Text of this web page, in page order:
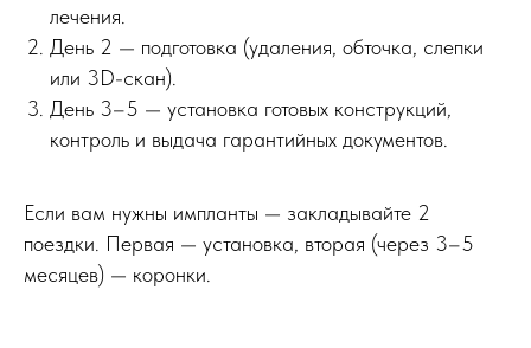
лечения.
День 2 — подготовка (удаления, обточка, слепки
или 3D-скан).
День 3–5 — установка готовых конструкций,
контроль и выдача гарантийных документов.
Если вам нужны импланты — закладывайте 2
поездки. Первая — установка, вторая (через 3–5
месяцев) — коронки.
Врач изучит фото и подготовит
предварительный план лечения в течение часа.